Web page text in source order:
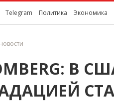
Telegram Политика Экономика
В